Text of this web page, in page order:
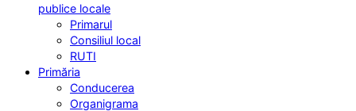
publice locale
Primarul
Consiliul local
RUTI
Primăria
Conducerea
Organigrama